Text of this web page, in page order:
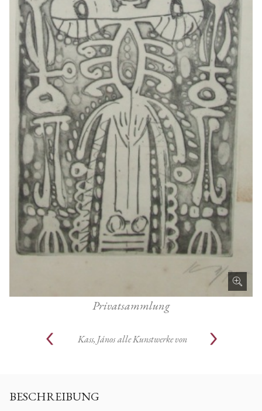
Privatsammlung
Kass, János alle Kunstwerke von
BESCHREIBUNG